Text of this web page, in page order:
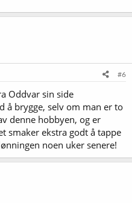
#6
Oddvar sin side
å brygge, selv om man er to
denne hobbyen, og er
smaker ekstra godt å tappe
noen uker senere!